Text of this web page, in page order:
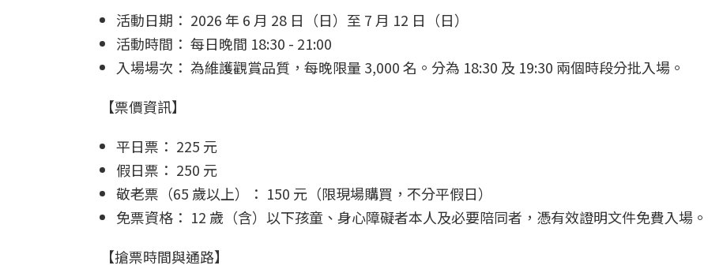
活動日期： 2026 年 6 月 28 日（日）至 7 月 12 日（日）
活動時間： 每日晚間 18:30 - 21:00
入場場次： 為維護觀賞品質，每晚限量 3,000 名。分為 18:30 及 19:30 兩個時段分批入場。
【票價資訊】
平日票： 225 元
假日票： 250 元
敬老票（65 歲以上）： 150 元（限現場購買，不分平假日）
免票資格： 12 歲（含）以下孩童、身心障礙者本人及必要陪同者，憑有效證明文件免費入場。
【搶票時間與通路】